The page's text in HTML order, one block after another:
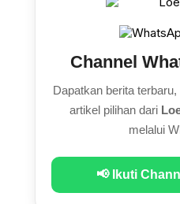
Channel
Dapatkan berita
artikel pilihan dari
melalui
📢 Ikuti